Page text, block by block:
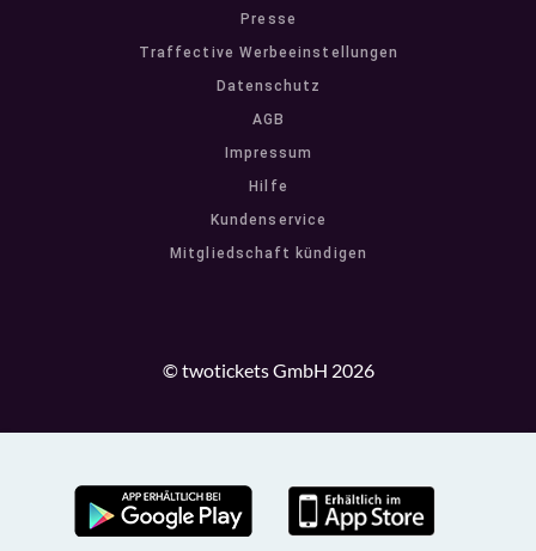
Presse
Traffective Werbeeinstellungen
Datenschutz
AGB
Impressum
Hilfe
Kundenservice
Mitgliedschaft kündigen
© twotickets GmbH 2026